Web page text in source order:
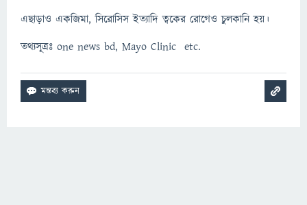
এছাড়াও একজিমা, সিরোসিস ইত্যাদি ত্বকের রোগেও চুলকানি হয়।
তথ্যসূত্রঃ one news bd, Mayo Clinic etc.